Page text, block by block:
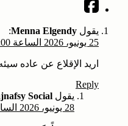
يقول Menna Elgendy
:
25 يونيو، 2026 الساعة 5:00 م
اريد الإقلاع عن عاده
Reply
يقول Social
28 يونيو، 2026 الساعة 10:30 م